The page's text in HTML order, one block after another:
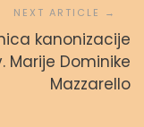
kanonizacije
Marije Dominike
Mazzarello